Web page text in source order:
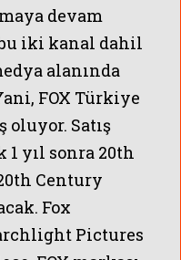
devam
iki kanal dahil
alanında
FOX Türkiye
oluyor. Satış
yıl sonra 20th
Century
Fox
Pictures